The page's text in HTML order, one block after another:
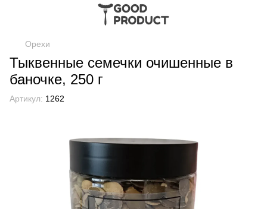
Орехи
Тыквенные семечки очишенные в
баночке, 250 г
Артикул: 1262